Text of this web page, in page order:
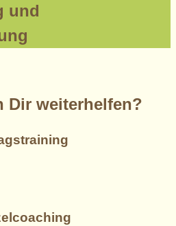
und
Dir weiterhelfen?